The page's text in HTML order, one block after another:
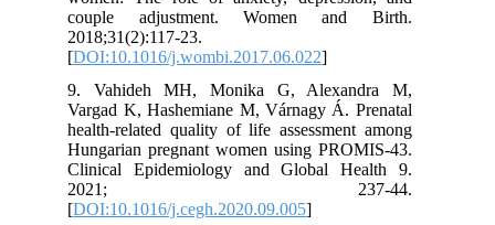
couple adjustment. Women and Birth.
2018;31(2):117-23.
[DOI:10.1016/j.wombi.2017.06.022
9. Vahideh MH, Monika G, Alexandra M,
Vargad K, Hashemiane M, Várnagy Á. Prenatal
health-related quality of life assessment among
Hungarian pregnant women using PROMIS-43.
Clinical Epidemiology and Global Health 9.
2021; 237-44.
[DOI:10.1016/j.cegh.2020.09.005